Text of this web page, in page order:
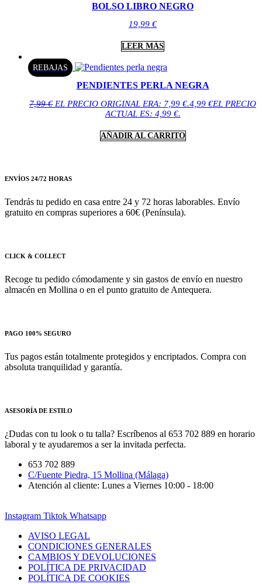
BOLSO LIBRO NEGRO
19,99 €
LEER MÁS
REBAJAS
PENDIENTES PERLA NEGRA
7,99€ EL PRECIO ORIGINAL ERA: 7,99 €.4,99 €EL PRECIO
ACTUAL ES: 4,99 €.
AÑADIR AL CARRITO
ENVÍOS 24/72 HORAS
Tendrás tu pedido en casa entre 24 y 72 horas laborables. Envío
gratuito en compras superiores a 60€ (Península).
CLICK & COLLECT
Recoge tu pedido cómodamente y sin gastos de envío en nuestro
almacén en Mollina o en el punto gratuito de Antequera.
PAGO 100% SEGURO
Tus pagos están totalmente protegidos y encriptados. Compra con
absoluta tranquilidad y garantía.
ASESORÍA DE ESTILO
¿Dudas con tu look o tu talla? Escríbenos al 653 702 889 en horario
laboral y te ayudaremos a ser la invitada perfecta.
653 702 889
C/Fuente Piedra, 15 Mollina (Málaga)
Atención al cliente: Lunes a Viernes 10:00 - 18:00
Instagram Tiktok Whatsapp
AVISO LEGAL
CONDICIONES GENERALES
CAMBIOS Y DEVOLUCIONES
POLÍTICA DE PRIVACIDAD
POLÍTICA DE COOKIES